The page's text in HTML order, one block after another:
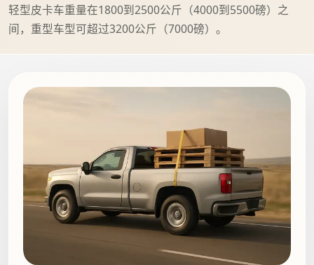
轻型皮卡车重量在1800到2500公斤（4000到5500磅）之
间，重型车型可超过3200公斤（7000磅）。